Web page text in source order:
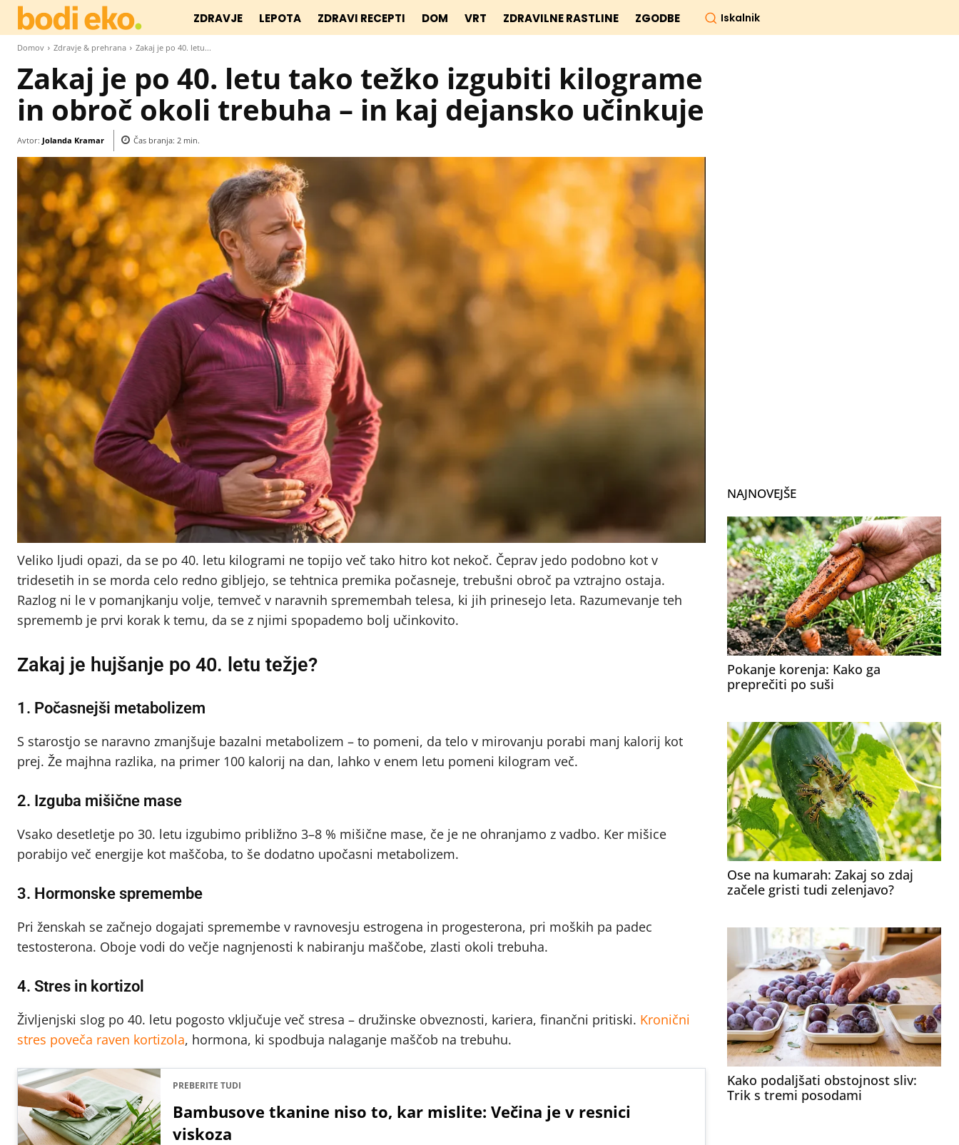
ZDRAVJE LEPOTA ZDRAVI RECEPTI DOM VRT ZDRAVILNE RASTLINE ZGODBE Iskalnik
Domov Zdravje & prehrana Zakaj je po 40. letu...
Zakaj je po 40. letu tako težko izgubiti kilograme
in obroč okoli trebuha – in kaj dejansko učinkuje
Avtor: Jolanda Kramar Čas branja: 2 min.
Veliko ljudi opazi, da se po 40. letu kilogrami ne topijo več tako hitro kot nekoč. Čeprav jedo podobno kot v
tridesetih in se morda celo redno gibljejo, se tehtnica premika počasneje, trebušni obroč pa vztrajno ostaja.
Razlog ni le v pomanjkanju volje, temveč v naravnih spremembah telesa, ki jih prinesejo leta. Razumevanje teh
sprememb je prvi korak k temu, da se z njimi spopademo bolj učinkovito.
Zakaj je hujšanje po 40. letu težje?
1. Počasnejši metabolizem
S starostjo se naravno zmanjšuje bazalni metabolizem – to pomeni, da telo v mirovanju porabi manj kalorij kot
prej. Že majhna razlika, na primer 100 kalorij na dan, lahko v enem letu pomeni kilogram več.
2. Izguba mišične mase
Vsako desetletje po 30. letu izgubimo približno 3–8 % mišične mase, če je ne ohranjamo z vadbo. Ker mišice
porabijo več energije kot maščoba, to še dodatno upočasni metabolizem.
3. Hormonske spremembe
Pri ženskah se začnejo dogajati spremembe v ravnovesju estrogena in progesterona, pri moških pa padec
testosterona. Oboje vodi do večje nagnjenosti k nabiranju maščobe, zlasti okoli trebuha.
4. Stres in kortizol
Življenjski slog po 40. letu pogosto vključuje več stresa – družinske obveznosti, kariera, finančni pritiski. Kronični
stres poveča raven kortizola, hormona, ki spodbuja nalaganje maščob na trebuhu.
PREBERITE TUDI
Bambusove tkanine niso to, kar mislite: Večina je v resnici
viskoza
NAJNOVEJŠE
Pokanje korenja: Kako ga
preprečiti po suši
Ose na kumarah: Zakaj so zdaj
začele gristi tudi zelenjavo?
Kako podaljšati obstojnost sliv:
Trik s tremi posodami